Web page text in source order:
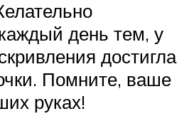
день тем, у
достигла
Помните, ваше
руках!